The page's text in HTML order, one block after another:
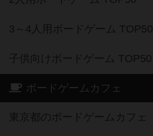
3～4人用ボードゲーム TOP50
子供向けボードゲーム TOP50
ボードゲームカフェ
東京都のボードゲームカフェ